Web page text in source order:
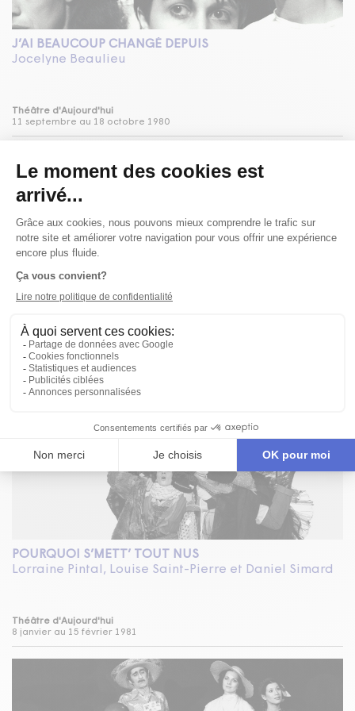
J’AI BEAUCOUP CHANGÉ DEPUIS
Jocelyne Beaulieu
Théâtre d'Aujourd'hui
11 septembre au 18 octobre 1980
LA SAINT-JEAN DU P’TIT MONDE
Théâtre d'Aujourd'hui
30 octobre au 14 décembre 1980
POURQUOI S’METT’ TOUT NUS
Lorraine Pintal, Louise Saint-Pierre et Daniel Simard
Théâtre d'Aujourd'hui
8 janvier au 15 février 1981